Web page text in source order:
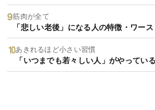
筋肉が全て
「悲しい老後」になる人の特徴・ワース
あきれるほど小さい習慣
「いつまでも若々しい人」がやってい